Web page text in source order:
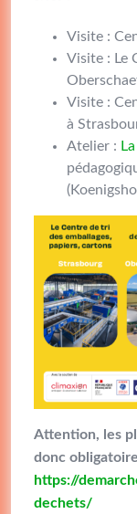
Visite :
Visite : Le
Visite :
à
Atelier :
Attention, les
donc
https://
dechets/